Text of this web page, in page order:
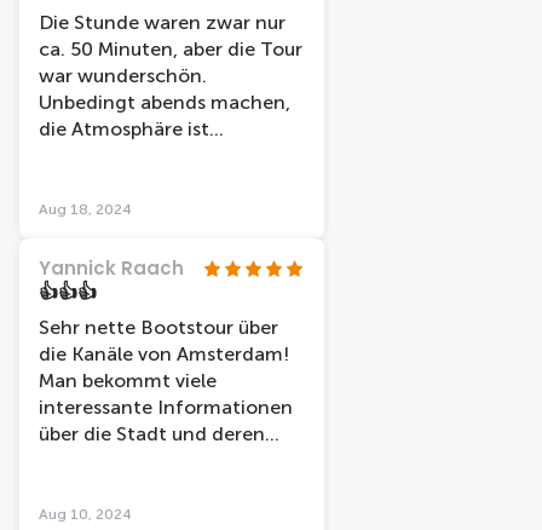
Die Stunde waren zwar nur
ca. 50 Minuten, aber die Tour
war wunderschön.
Unbedingt abends machen,
die Atmosphäre ist
Aug 18, 2024
Yannick Raach
👍👍👍
Sehr nette Bootstour über
die Kanäle von Amsterdam!
Man bekommt viele
interessante Informationen
über die Stadt und deren
Aug 10, 2024